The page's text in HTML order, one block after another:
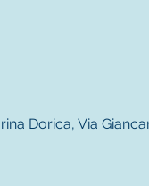
Dorica, Via